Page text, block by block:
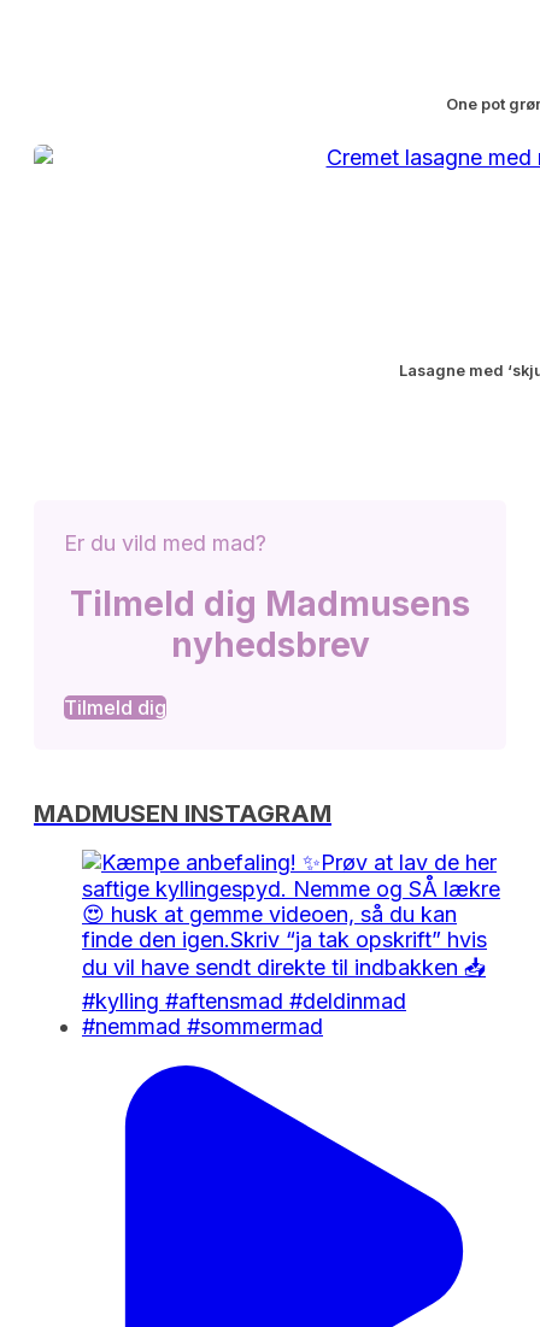
One pot
Lasagne med
Er du vild med mad?
Tilmeld dig Madmusens
nyhedsbrev
Tilmeld dig
MADMUSEN INSTAGRAM